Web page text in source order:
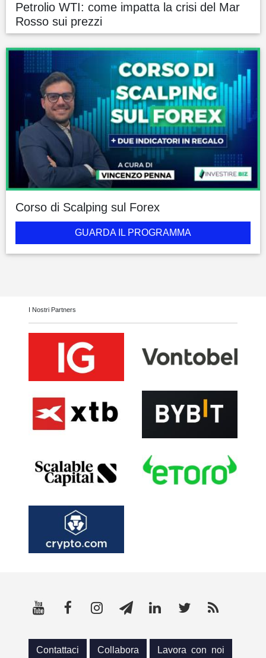
Petrolio WTI: come impatta la crisi del Mar
Rosso sui prezzi
Corso di Scalping sul Forex
GUARDA IL PROGRAMMA
I Nostri Partners
Contattaci Collabora Lavora con noi